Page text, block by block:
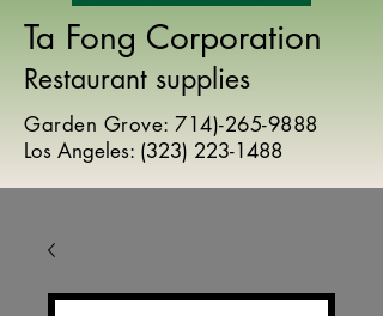
Ta Fong Corporation
Restaurant supplies
Garden Grove:714)-265-9888
Los Angeles: (323) 223-1488